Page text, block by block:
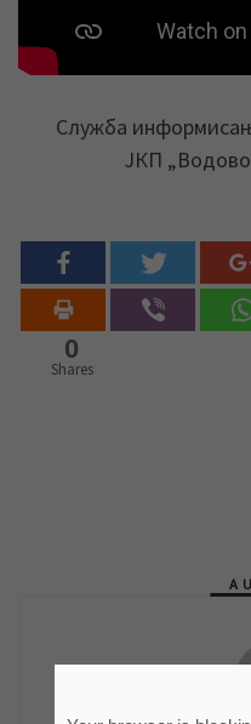
Служба
ЈКП
0
Shares